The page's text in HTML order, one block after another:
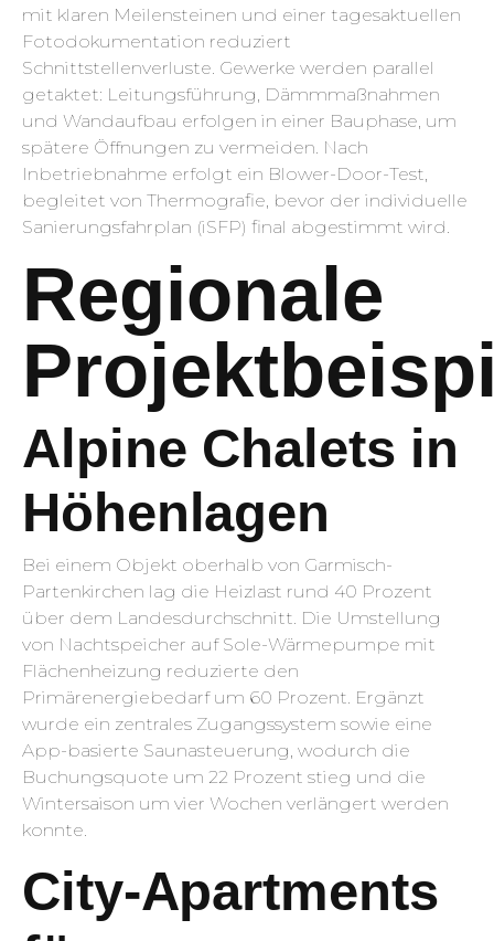
mit klaren Meilensteinen und einer tagesaktuellen
Fotodokumentation reduziert
Schnittstellenverluste. Gewerke werden parallel
getaktet: Leitungsführung, Dämmmaßnahmen
und Wandaufbau erfolgen in einer Bauphase, um
spätere Öffnungen zu vermeiden. Nach
Inbetriebnahme erfolgt ein Blower-Door-Test,
begleitet von Thermografie, bevor der individuelle
Sanierungsfahrplan (iSFP) final abgestimmt wird.
Regionale
Alpine Chalets in
Höhenlagen
Bei einem Objekt oberhalb von Garmisch-
Partenkirchen lag die Heizlast rund 40 Prozent
über dem Landesdurchschnitt. Die Umstellung
von Nachtspeicher auf Sole-Wärmepumpe mit
Flächenheizung reduzierte den
Primärenergiebedarf um 60 Prozent. Ergänzt
wurde ein zentrales Zugangssystem sowie eine
App-basierte Saunasteuerung, wodurch die
Buchungsquote um 22 Prozent stieg und die
Wintersaison um vier Wochen verlängert werden
konnte.
City-Apartments